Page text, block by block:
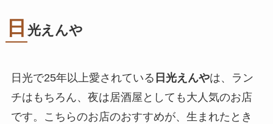
日 光えんや
日光で25年以上愛されている 日光えんやは、ラン
チはもちろん、夜は居酒屋としても大人気のお店
です。こちらのお店のおすすめが、生まれたとき